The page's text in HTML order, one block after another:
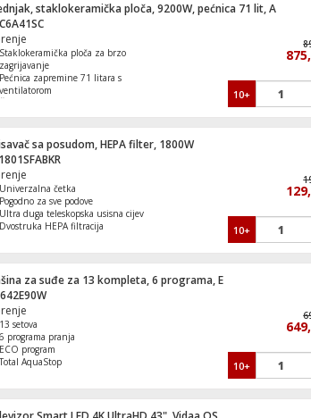
staklokeramička ploča, 9200W, pećnica 71 lit, A
Staklokeramička ploča za brzo
zagrijavanje
Pećnica zapremine 71 litara s
ventilatorom
grijačima
Dvostruka vrata pećnice s
CompactDoor tehnologijom
Energetski razred A za uštedu energije
10+
sa posudom, HEPA filter, 1800W
Univerzalna četka
Pogodno za sve podove
Ultra duga teleskopska usisna cijev
Dvostruka HEPA filtracija
10+
za suđe za 13 kompleta, 6 programa, E
13 setova
6 programa pranja
ECO program
Total AquaStop
10+
Epska bitka: Spider-Man vs.
Super Heroes Marvel